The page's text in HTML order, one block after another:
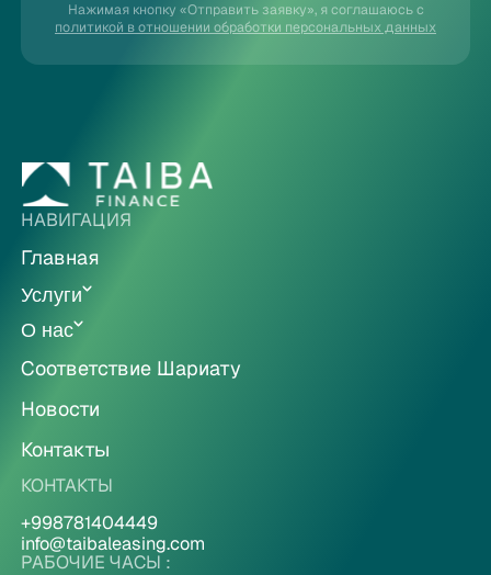
Нажимая кнопку «Отправить заявку», я соглашаюсь с
политикой в отношении обработки персональных данных
НАВИГАЦИЯ
Главная
Услуги
О нас
Соответствие Шариату
Новости
Контакты
КОНТАКТЫ
+998781404449
info@taibaleasing.com
РАБОЧИЕ ЧАСЫ :